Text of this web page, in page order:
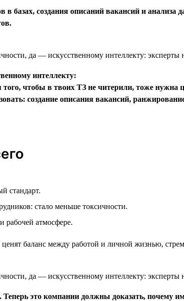
создания описаний вакансий и анализа
интеллекту:
чтобы в твоих ТЗ не читерили, тоже нужна
создание описания вакансий,
стандарт.
стало меньше токсичности.
рабочей атмосфере.
баланс между работой и личной жизнью,
это компании должны доказать, почему